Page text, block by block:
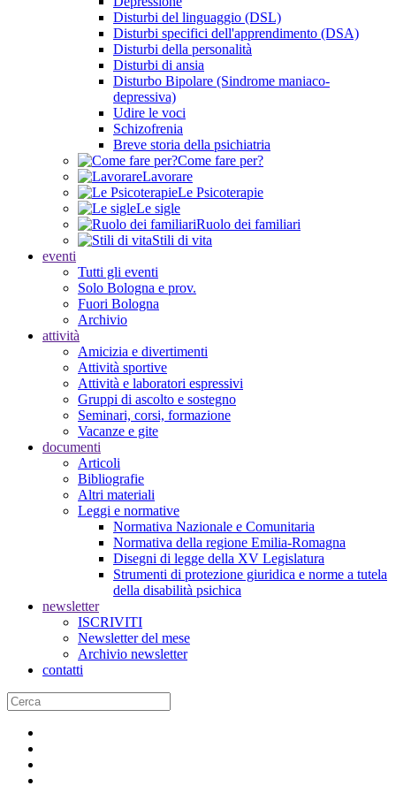
Disturbi del linguaggio (DSL)
Disturbi specifici dell'apprendimento (DSA)
Disturbi della personalità
Disturbi di ansia
Disturbo Bipolare (Sindrome maniaco-
depressiva)
Udire le voci
Schizofrenia
Breve storia della psichiatria
Come fare per?
Lavorare
Le Psicoterapie
Le sigle
Ruolo dei familiari
Stili di vita
eventi
Tutti gli eventi
Solo Bologna e prov.
Fuori Bologna
Archivio
attività
Amicizia e divertimenti
Attività sportive
Attività e laboratori espressivi
Gruppi di ascolto e sostegno
Seminari, corsi, formazione
Vacanze e gite
documenti
Articoli
Bibliografie
Altri materiali
Leggi e normative
Normativa Nazionale e Comunitaria
Normativa della regione Emilia-Romagna
Disegni di legge della XV Legislatura
Strumenti di protezione giuridica e norme a tutela
della disabilità psichica
newsletter
ISCRIVITI
Newsletter del mese
Archivio newsletter
contatti